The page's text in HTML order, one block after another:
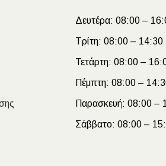
Δευτέρα: 08:00 –
Τρίτη: 08:00 – 14:30
Τετάρτη: 08:00 –
Πέμπτη: 08:00 –
Παρασκευή: 08:00 –
Σάββατο: 08:00 –